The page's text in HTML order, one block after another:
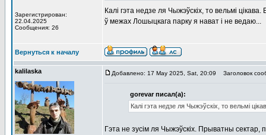
Зарегистрирован:
22.04.2025
Сообщения: 26
Калі гэта недзе ля Чыжэўскіх, то вельмі
ў межах Лошыцкага парку я нават і не ведаю...
Вернуться к началу
kalilaska Добавлено: 17 May 2025, Sat, 20:09 Заголовок
gorevar писал(а):
Калі гэта недзе ля Чыжэўскіх, то вельмі
Гэта не зусiм ля Чыжэўскiх. Прыватны сектар,